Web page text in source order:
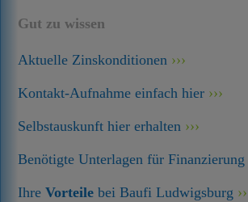
Gut zu wissen
Aktuelle Zinskonditionen
Kontakt-Aufnahme einfach hier
Selbstauskunft hier erhalten
Benötigte Unterlagen für Finanzierung
IhreVorteile bei Baufi Ludwigsburg